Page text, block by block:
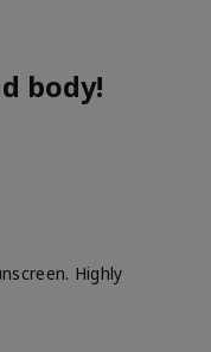
body!
Highly